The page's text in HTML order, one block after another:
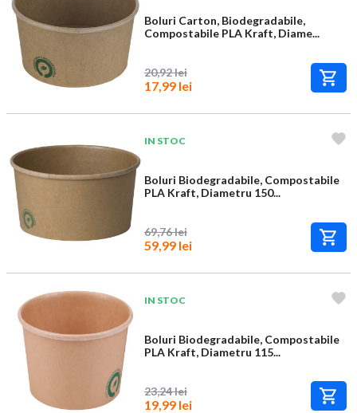
Boluri Carton, Biodegradabile,
Compostabile PLA Kraft, Diame...
20,92 lei
17,99 lei
IN STOC
Boluri Biodegradabile, Compostabile
PLA Kraft, Diametru 150...
69,76 lei
59,99 lei
IN STOC
Boluri Biodegradabile, Compostabile
PLA Kraft, Diametru 115...
23,24 lei
19,99 lei